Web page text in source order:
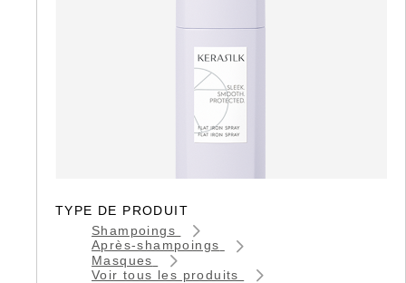
TYPE DE PRODUIT
Shampoings
Après-shampoings
Masques
Voir tous les produits